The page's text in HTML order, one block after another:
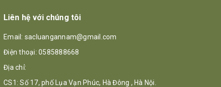
Liên hệ với chúng tôi
Email: sacluangannam@gmail.com
Điện thoại: 0585888668
Địa chỉ:
CS1: Số 17, phố Lụa Vạn Phúc, Hà Đông , Hà Nội.